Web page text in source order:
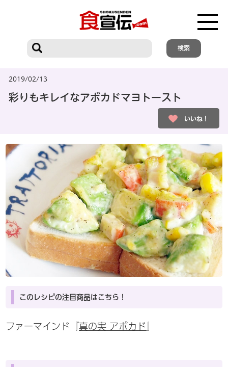
2019/02/13
彩りもキレイなアボカドマヨトースト
いいね！
このレシピの注目商品はこちら！
ファーマインド『真の実 アボカド